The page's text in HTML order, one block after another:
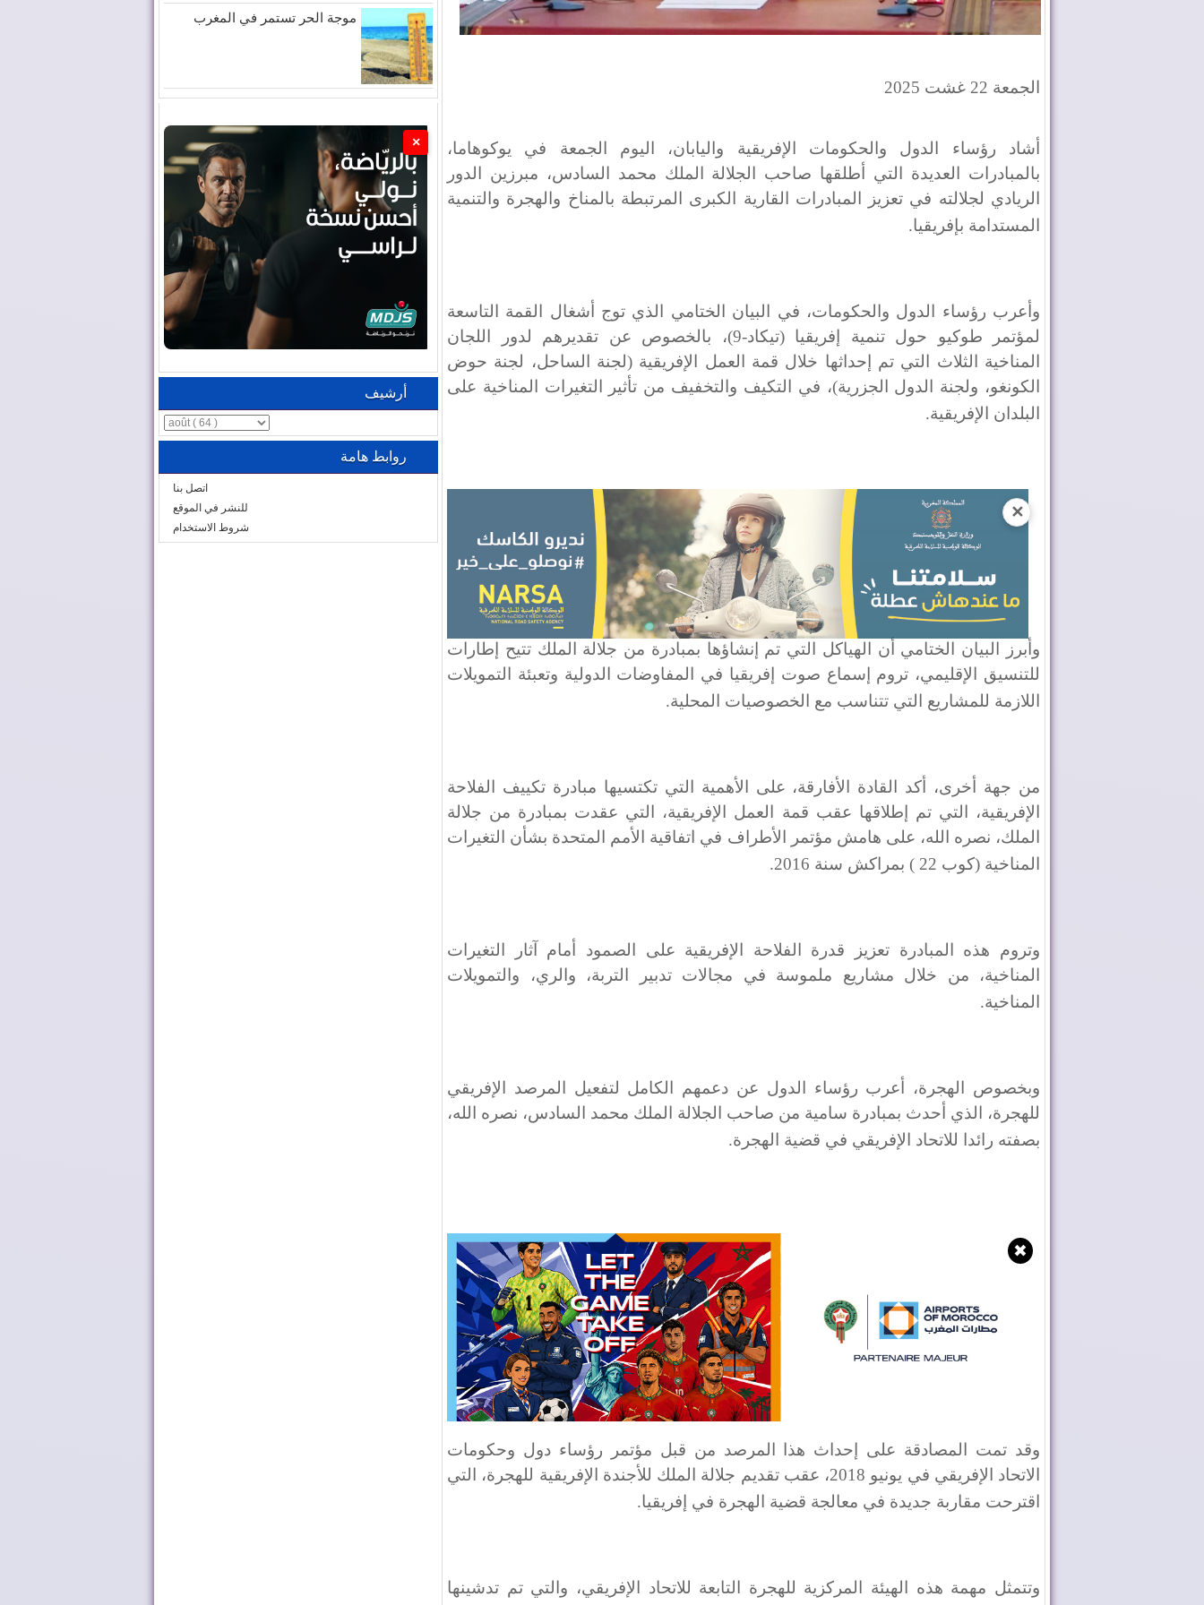
الجمعة 22 غشت 2025
أشاد رؤساء الدول والحكومات الإفريقية واليابان، اليوم الجمعة في يوكوهاما،
بالمبادرات العديدة التي أطلقها صاحب الجلالة الملك محمد السادس، مبرزين الدور
الريادي لجلالته في تعزيز المبادرات القارية الكبرى المرتبطة بالمناخ والهجرة والتنمية
المستدامة بإفريقيا.
وأعرب رؤساء الدول والحكومات، في البيان الختامي الذي توج أشغال القمة التاسعة
لمؤتمر طوكيو حول تنمية إفريقيا (تيكاد-9)، بالخصوص عن تقديرهم لدور اللجان
المناخية الثلاث التي تم إحداثها خلال قمة العمل الإفريقية (لجنة الساحل، لجنة حوض
الكونغو، ولجنة الدول الجزرية)، في التكيف والتخفيف من تأثير التغيرات المناخية على
البلدان الإفريقية.
✕
وأبرز البيان الختامي أن الهياكل التي تم إنشاؤها بمبادرة من جلالة الملك تتيح إطارات
للتنسيق الإقليمي، تروم إسماع صوت إفريقيا في المفاوضات الدولية وتعبئة التمويلات
اللازمة للمشاريع التي تتناسب مع الخصوصيات المحلية.
من جهة أخرى، أكد القادة الأفارقة، على الأهمية التي تكتسيها مبادرة تكييف الفلاحة
الإفريقية، التي تم إطلاقها عقب قمة العمل الإفريقية، التي عقدت بمبادرة من جلالة
الملك، نصره الله، على هامش مؤتمر الأطراف في اتفاقية الأمم المتحدة بشأن التغيرات
المناخية (كوب 22 ) بمراكش سنة 2016
.
وتروم هذه المبادرة تعزيز قدرة الفلاحة الإفريقية على الصمود أمام آثار التغيرات
المناخية، من خلال مشاريع ملموسة في مجالات تدبير التربة، والري، والتمويلات
المناخية.
وبخصوص الهجرة، أعرب رؤساء الدول عن دعمهم الكامل لتفعيل المرصد الإفريقي
للهجرة، الذي أحدث بمبادرة سامية من صاحب الجلالة الملك محمد السادس، نصره الله،
بصفته رائدا للاتحاد الإفريقي في قضية الهجرة.
✖
وقد تمت المصادقة على إحداث هذا المرصد من قبل مؤتمر رؤساء دول وحكومات
الاتحاد الإفريقي في يونيو 2018، عقب تقديم جلالة الملك للأجندة الإفريقية للهجرة، التي
اقترحت مقاربة جديدة في معالجة قضية الهجرة في إفريقيا.
وتتمثل مهمة هذه الهيئة المركزية للهجرة التابعة للاتحاد الإفريقي، والتي تم تدشينها
موجة الحر تستمر في المغرب
×
أرشيف
روابط هامة
اتصل بنا
للنشر في الموقع
شروط الاستخدام